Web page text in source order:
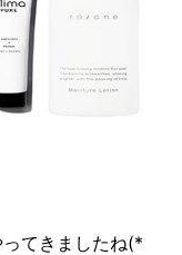
てきましたね(*